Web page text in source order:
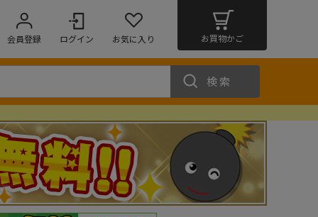
会員登録 ログイン お気に入り お買物かご
検索